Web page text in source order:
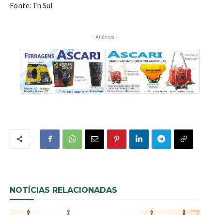
Fonte: Tn Sul
- Anúncio -
NOTÍCIAS RELACIONADAS